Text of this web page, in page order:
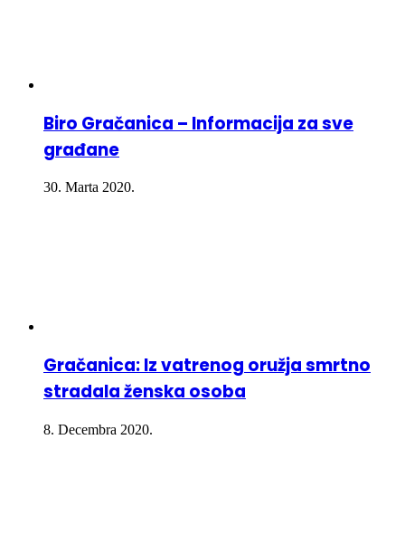
Biro Gračanica – Informacija za sve
građane
30. Marta 2020.
Gračanica: Iz vatrenog oružja smrtno
stradala ženska osoba
8. Decembra 2020.